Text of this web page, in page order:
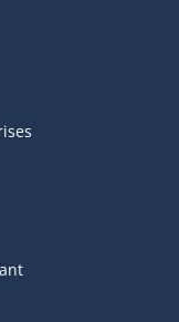
s'ouvrira dans une
externe s'ouvrira